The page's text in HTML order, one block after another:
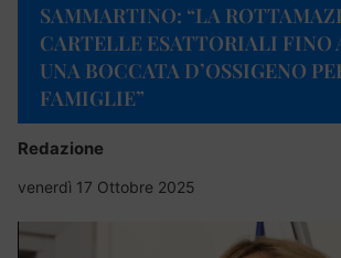
SAMMARTINO: “LA
CARTELLE ESATTORIALI FINO
UNA BOCCATA D’OSSIGENO
FAMIGLIE”
Redazione
venerdì 17 Ottobre 2025